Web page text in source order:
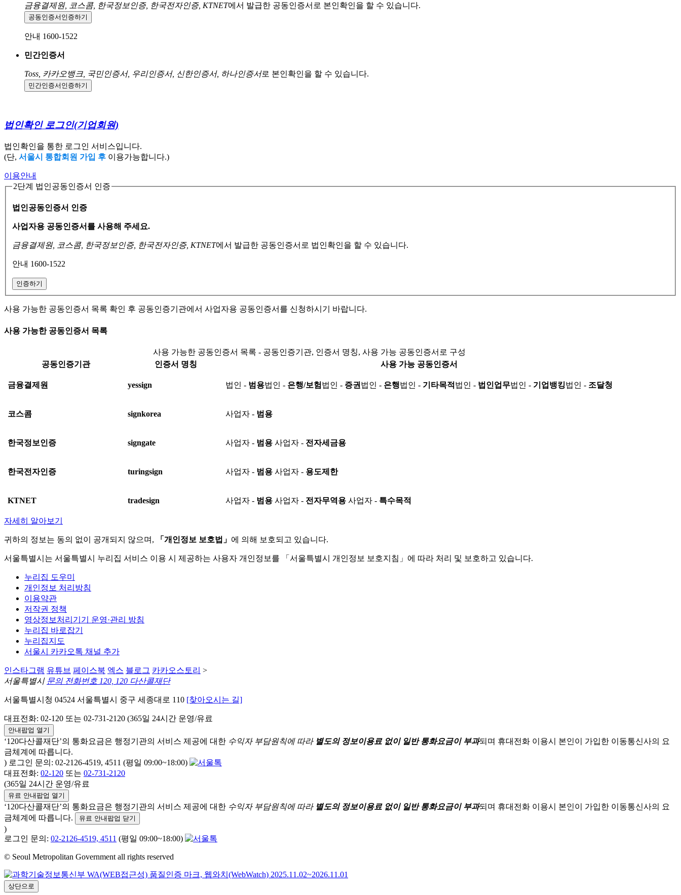
금융결제원, 코스콤, 한국정보인증, 한국전자인증, KTNET에서 발급한 공동인증서로 본인확인을 할 수 있습니다.
공동인증서 인증하기
안내 1600-1522
민간인증서
Toss, 카카오뱅크, 국민인증서, 우리인증서, 신한인증서, 하나인증서로 본인확인을 할 수 있습니다.
민간인증서 인증하기
법인확인 로그인(기업회원)
법인확인을 통한 로그인 서비스입니다.
(단, 서울시 통합회원 가입 후 이용가능합니다.)
이용안내
2단계 법인공동인증서 인증
법인공동인증서 인증
사업자용 공동인증서를 사용해 주세요.
금융결제원, 코스콤, 한국정보인증, 한국전자인증, KTNET에서 발급한 공동인증서로 법인확인을 할 수 있습니다.
안내 1600-1522
인증하기
사용 가능한 공동인증서 목록 확인 후 공동인증기관에서 사업자용 공동인증서를 신청하시기 바랍니다.
사용 가능한 공동인증서 목록
사용 가능한 공동인증서 목록 - 공동인증기관, 인증서 명칭, 사용 가능 공동인증서로 구성
공동인증기관
인증서 명칭 사용 가능 공동인증서
금융결제원 yessign 법인 - 범용법인 - 은행/보험 법인 - 증권 법인 - 은행법인 - 기타목적 법인 - 법인업무법인 - 기업뱅킹법인 - 조달청
코스콤 signkorea 사업자 - 범용
한국정보인증 signgate 사업자 - 범용 사업자 - 전자세금용
한국전자인증 turingsign 사업자 - 범용 사업자 - 용도제한
KTNET tradesign 사업자 - 범용 사업자 - 전자무역용 사업자 - 특수목적
자세히 알아보기
귀하의 정보는 동의 없이 공개되지 않으며, 「개인정보 보호법」 에 의해 보호되고 있습니다.
서울특별시는 서울특별시 누리집 서비스 이용 시 제공하는 사용자 개인정보를 「서울특별시 개인정보 보호지침」에 따라 처리 및 보호하고 있습니다.
누리집 도우미
개인정보 처리방침
이용약관
저작권 정책
영상정보처리기기 운영·관리 방침
누리집 바로잡기
누리집지도
서울시 카카오톡 채널 추가
인스타그램 유튜브 페이스북 엑스 블로그 카카오스토리 >
서울특별시 문의 전화번호 120, 120 다산콜재단
서울특별시청 04524 서울특별시 중구 세종대로 110 [찾아오시는 길]
대표전화: 02-120 또는 02-731-2120 (365일 24시간 운영/유료
안내팝업 열기
‘120다산콜재단’의 통화요금은 행정기관의 서비스 제공에 대한 수익자 부담원칙에 따라 별도의 정보이용료 없이 일반 통화요금이 부과되며 휴대전화 이용시 본인이 가입한 이동통신사의 요
금체계에 따릅니다.
) 로그인 문의: 02-2126-4519, 4511 (평일 09:00~18:00)
대표전화: 02-120 또는 02-731-2120
(365일 24시간 운영/유료
유료 안내팝업 열기
‘120다산콜재단’의 통화요금은 행정기관의 서비스 제공에 대한 수익자 부담원칙에 따라 별도의 정보이용료 없이 일반 통화요금이 부과되며 휴대전화 이용시 본인이 가입한 이동통신사의 요
금체계에 따릅니다.
유료 안내팝업 닫기
)
로그인 문의: 02-2126-4519, 4511 (평일 09:00~18:00)
© Seoul Metropolitan Government all rights reserved
상단으로